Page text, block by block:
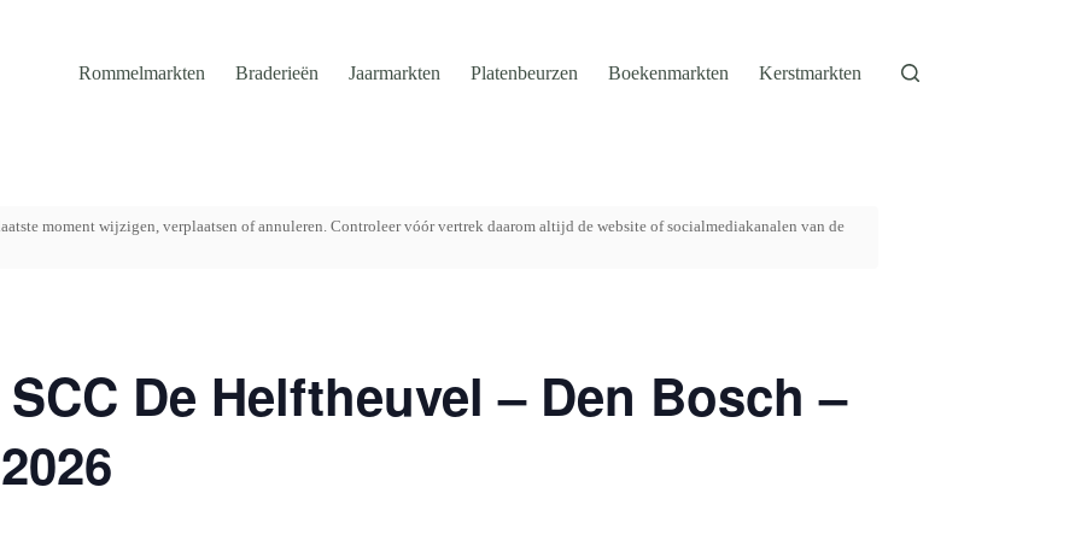
Rommelmarkten Braderieën Jaarmarkten Platenbeurzen Boekenmarkten Kerstmarkten
moment wijzigen, verplaatsen of annuleren. Controleer vóór vertrek daarom altijd de website of socialmediakanalen van de
De Helftheuvel – Den Bosch –